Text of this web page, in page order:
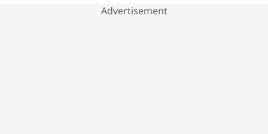
Advertisement